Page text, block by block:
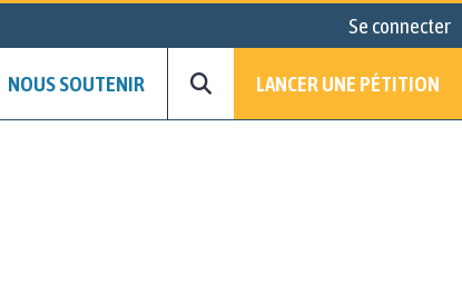
Se connecter
NOUS SOUTENIR LANCER UNE PÉTITION